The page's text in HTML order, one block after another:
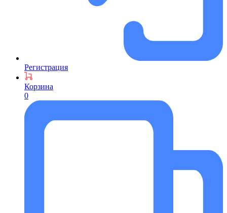
Регистрация
Корзина
0